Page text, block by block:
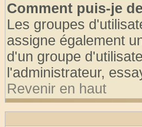
Comment puis-je
Les groupes
assigne également
d'un groupe
l'administrateur,
Revenir en haut